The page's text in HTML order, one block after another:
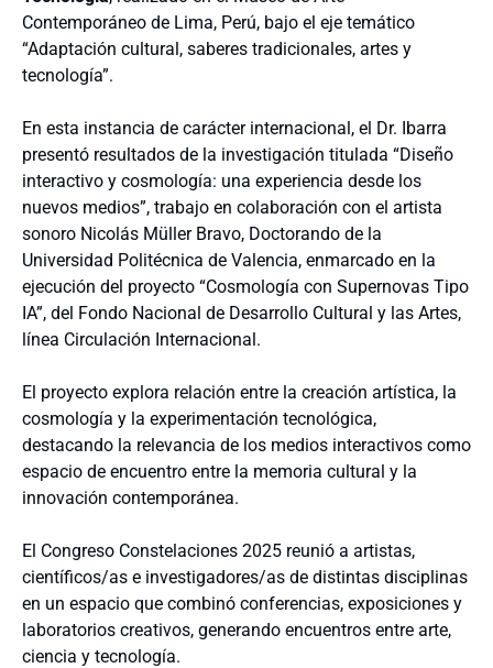
Contemporáneo de Lima, Perú, bajo el eje temático
“Adaptación cultural, saberes tradicionales, artes y
tecnología”.
En esta instancia de carácter internacional, el Dr. Ibarra
presentó resultados de la investigación titulada “Diseño
interactivo y cosmología: una experiencia desde los
nuevos medios”, trabajo en colaboración con el artista
sonoro Nicolás Müller Bravo, Doctorando de la
Universidad Politécnica de Valencia, enmarcado en la
ejecución del proyecto “Cosmología con Supernovas Tipo
IA”, del Fondo Nacional de Desarrollo Cultural y las Artes,
línea Circulación Internacional.
El proyecto explora relación entre la creación artística, la
cosmología y la experimentación tecnológica,
destacando la relevancia de los medios interactivos como
espacio de encuentro entre la memoria cultural y la
innovación contemporánea.
El Congreso Constelaciones 2025 reunió a artistas,
científicos/as e investigadores/as de distintas disciplinas
en un espacio que combinó conferencias, exposiciones y
laboratorios creativos, generando encuentros entre arte,
ciencia y tecnología.